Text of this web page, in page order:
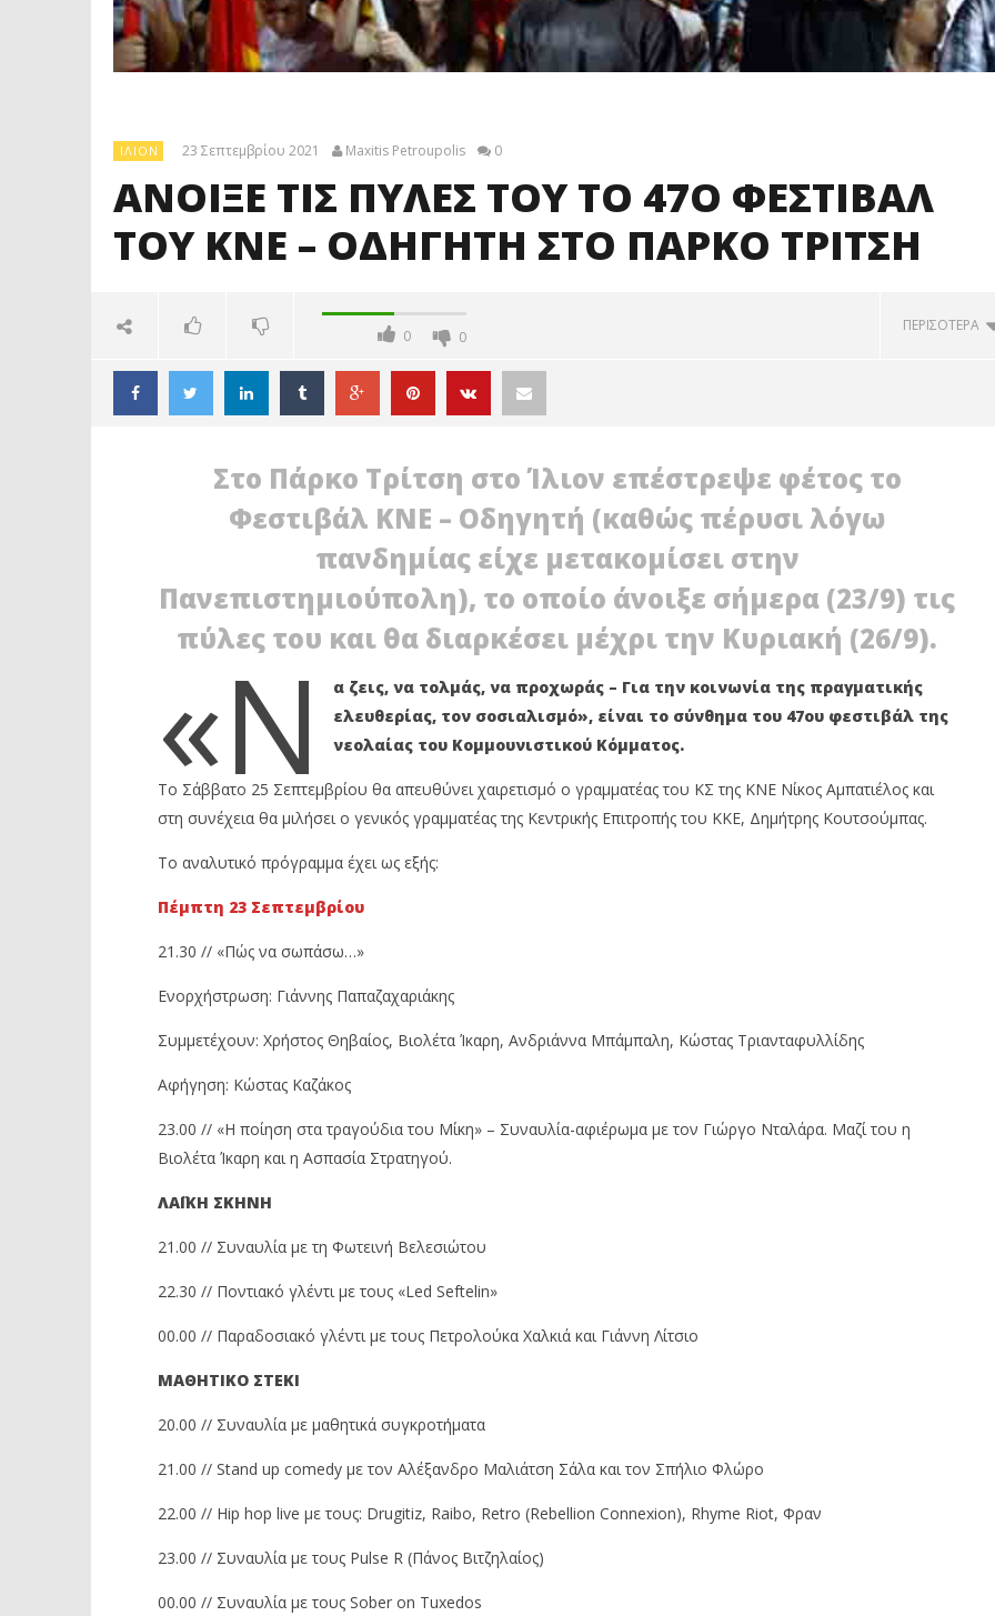
ΊΛΙΟΝ 23 Σεπτεμβρίου 2021 Maxitis Petroupolis 0
ΑΝΟΙΞΕ ΤΙΣ ΠΥΛΕΣ ΤΟΥ ΤΟ 47Ο ΦΕΣΤΙΒΑΛ
ΤΟΥ ΚΝΕ – ΟΔΗΓΗΤΗ ΣΤΟ ΠΑΡΚΟ ΤΡΙΤΣΗ
0 0
ΠΕΡΙΣΟΤΕΡΑ
ΔΙΑΒΑΖΕΤΕ ΤΩΡΑ
ΦΕΣΤΙΒΑΛ ΤΟΥ ΚΝΕ – ΟΔΗΓΗΤΗ
ΣΤΟ ΠΑΡΚΟ ΤΡΙΤΣΗ
Σεπτεμβρίου
Maxitis
Petroupolis
ΠΑΡΑΒΑΤΙΚΟΤΗΤΑ
ΠΡΟΒΛΗΜΑΤΙΖΕΙ
23
2021
Maxitis
Petroupolis
ΒΑΝ ΕΠΙΧΕΙΡΗΣΑΝ ΝΑ
ΠΑΡΕΝΟΧΛΗΣΟΥΝ ΜΑΘΗΤΕΣ
Maxitis
Petroupolis
Στο Πάρκο Τρίτση στο Ίλιον επέστρεψε φέτος το
Φεστιβάλ ΚΝΕ – Οδηγητή (καθώς πέρυσι λόγω
πανδημίας είχε μετακομίσει στην
Πανεπιστημιούπολη), το οποίο άνοιξε σήμερα (23/9) τις
πύλες του και θα διαρκέσει μέχρι την Κυριακή (26/9).
«Ν
α ζεις, να τολμάς, να προχωράς – Για την κοινωνία της πραγματικής
ελευθερίας, τον σοσιαλισμό», είναι το σύνθημα του 47ου φεστιβάλ της
νεολαίας του Κομμουνιστικού Κόμματος.
Το Σάββατο 25 Σεπτεμβρίου θα απευθύνει χαιρετισμό ο γραμματέας του ΚΣ της ΚΝΕ Νίκος Αμπατιέλος και
στη συνέχεια θα μιλήσει ο γενικός γραμματέας της Κεντρικής Επιτροπής του ΚΚΕ, Δημήτρης Κουτσούμπας.
Το αναλυτικό πρόγραμμα έχει ως εξής:
Πέμπτη 23 Σεπτεμβρίου
21.30 // «Πώς να σωπάσω…»
Ενορχήστρωση: Γιάννης Παπαζαχαριάκης
Συμμετέχουν: Χρήστος Θηβαίος, Βιολέτα Ίκαρη, Ανδριάννα Μπάμπαλη, Κώστας Τριανταφυλλίδης
Αφήγηση: Κώστας Καζάκος
23.00 // «Η ποίηση στα τραγούδια του Μίκη» – Συναυλία-αφιέρωμα με τον Γιώργο Νταλάρα. Μαζί του η
Βιολέτα Ίκαρη και η Ασπασία Στρατηγού.
ΛΑΪΚΗ ΣΚΗΝΗ
21.00 // Συναυλία με τη Φωτεινή Βελεσιώτου
22.30 // Ποντιακό γλέντι με τους «Led Seftelin»
00.00 // Παραδοσιακό γλέντι με τους Πετρολούκα Χαλκιά και Γιάννη Λίτσιο
ΜΑΘΗΤΙΚΟ ΣΤΕΚΙ
20.00 // Συναυλία με μαθητικά συγκροτήματα
21.00 // Stand up comedy με τον Αλέξανδρο Μαλιάτση Σάλα και τον Σπήλιο Φλώρο
22.00 // Hip hop live με τους: Drugitiz, Raibo, Retro (Rebellion Connexion), Rhyme Riot, Φραν
23.00 // Συναυλία με τους Pulse R (Πάνος Βιτζηλαίος)
00.00 // Συναυλία με τους Sober on Tuxedos